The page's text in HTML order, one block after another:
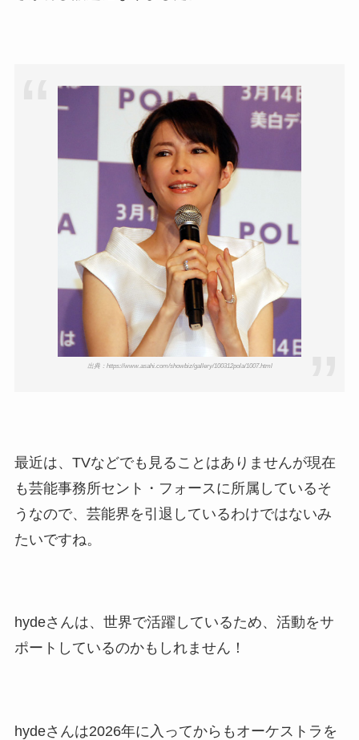
出典：https://www.asahi.com/showbiz/gallery/100312pola/1007.html
最近は、TVなどでも見ることはありませんが現在
も芸能事務所セント・フォースに所属しているそ
うなので、芸能界を引退しているわけではないみ
たいですね。
hydeさんは、世界で活躍しているため、活動をサ
ポートしているのかもしれません！
hydeさんは2026年に入ってからもオーケストラを